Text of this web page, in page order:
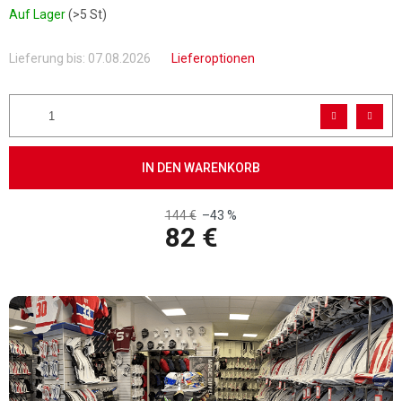
Auf Lager(>5 St)
Lieferung bis: 07.08.2026 Lieferoptionen
IN DEN WARENKORB
144 € –43 %
82 €